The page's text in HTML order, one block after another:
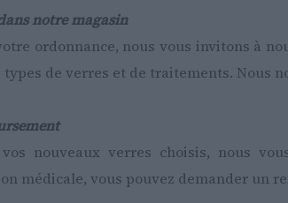
notre magasin
ordonnance, nous vous invitons à
de verres et de traitements. Nous
nouveaux verres choisis, nous
médicale, vous pouvez demander un